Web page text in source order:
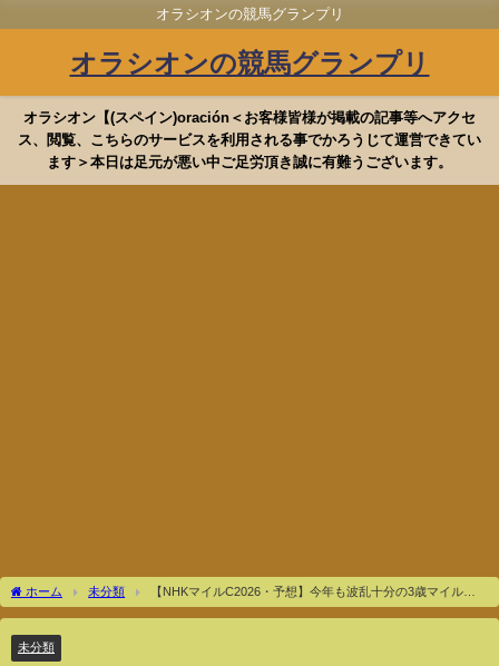
オラシオンの競馬グランプリ
オラシオンの競馬グランプリ
オラシオン【(スペイン)oración＜お客様皆様が掲載の記事等へアクセ
ス、閲覧、こちらのサービスを利用される事でかろうじて運営できてい
ます＞本日は足元が悪い中ご足労頂き誠に有難うございます。
ホーム 未分類
【NHKマイルC2026・予想】今年も波乱十分の3歳マイル
G1！！昨年のこのレースで750万払い戻しのけんしろうと昨年秋8連続G1的中のアキラ
未分類